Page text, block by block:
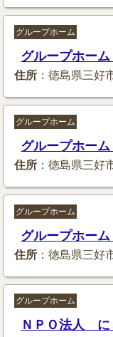
グループホーム
グループホー
住所 ：徳島県三好
グループホーム
グループホー
住所 ：徳島県三好
グループホーム
グループホー
住所 ：徳島県三好
グループホーム
ＮＰＯ法人 に